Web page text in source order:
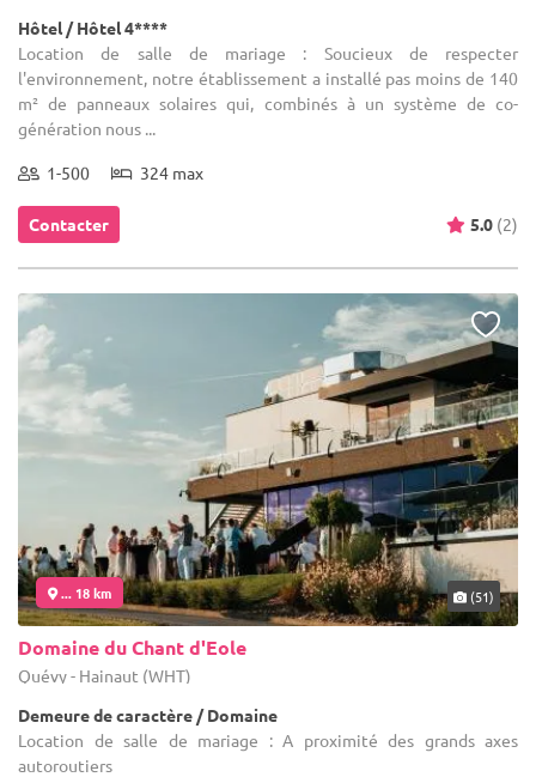
Hôtel / Hôtel 4****
Location de salle de mariage : Soucieux de respecter
l'environnement, notre établissement a installé pas moins de 140
m² de panneaux solaires qui, combinés à un système de co-
génération nous ...
1-500 324 max
Contacter 5.0 (2)
... 18 km (51)
Domaine du Chant d'Eole
Quévy - Hainaut (WHT)
Demeure de caractère / Domaine
Location de salle de mariage : A proximité des grands axes
autoroutiers